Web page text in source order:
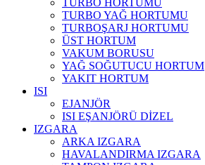
TURBO HORTUMU
TURBO YAĞ HORTUMU
TURBOŞARJ HORTUMU
ÜST HORTUM
VAKUM BORUSU
YAĞ SOĞUTUCU HORTUM
YAKIT HORTUM
ISI
EJANJÖR
ISI EŞANJÖRÜ DİZEL
IZGARA
ARKA IZGARA
HAVALANDIRMA IZGARA